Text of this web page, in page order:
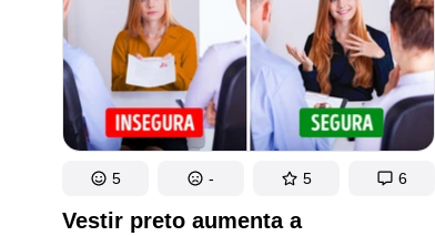
e que até tenhamos visto as etiquetas com seus
nomes em algumas lojas que visitamos, talvez não
saibamos quem são realmente as pessoas por trás
desses sucessos, o que as levou até o topo e como
foram suas vidas.
Vestir preto aumenta a
5 - 5 6